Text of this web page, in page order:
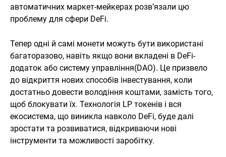
автоматичних маркет-мейкерах розв’язали цю
проблему для сфери DeFi.
Тепер одні й самі монети можуть бути використані
багаторазово, навіть якщо вони вкладені в DeFi-
додаток або систему управління(DAO). Це призвело
до відкриття нових способів інвестування, коли
достатньо довести володіння коштами, замість того,
щоб блокувати їх. Технологія LP токенів і вся
екосистема, що виникла навколо DeFi, буде далі
зростати та розвиватися, відкриваючи нові
інструменти та можливості заробітку.